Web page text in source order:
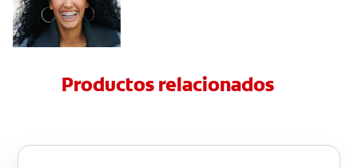
Productos relacionados